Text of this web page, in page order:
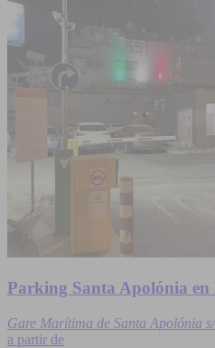
Parking Santa Apolónia en
Gare Marítima de Santa Apolónia
a partir de